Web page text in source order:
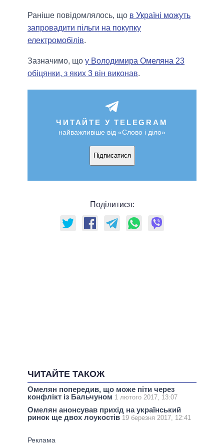
Раніше повідомлялось, що в Україні можуть
запровадити пільги на покупку
електромобілів.
Зазначимо, що у Володимира Омеляна 23
обіцянки, з яких 3 він виконав.
ЧИТАЙТЕ У TELEGRAM
найважливіше від «Слово і діло»
Підписатися
Поділитися:
ЧИТАЙТЕ ТАКОЖ
Омелян попередив, що може піти через
конфлікт із Бальчуном 1 лютого 2017, 13:07
Омелян анонсував прихід на український
ринок ще двох лоукостів 19 березня 2017, 12:41